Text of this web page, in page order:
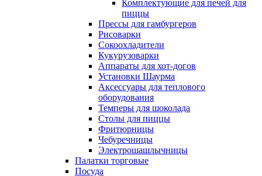
Комплектующие для печей для
пиццы
Прессы для гамбургеров
Рисоварки
Сокоохладители
Кукурузоварки
Аппараты для хот-догов
Установки Шаурма
Аксессуары для теплового
оборудования
Темперы для шоколада
Столы для пиццы
Фритюрницы
Чебуречницы
Электрошашлычницы
Палатки торговые
Посуда